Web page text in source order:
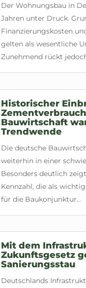
Der Wohnungsbau in
Jahren unter Druck.
Finanzierungskosten
gelten als wesentliche
Zunehmend rückt
Historischer
Bauwirtschaft
Trendwende
Die deutsche
weiterhin in einer
Besonders deutlich
Kennzahl, die als
für die Baukonjunktur...
Mit dem
Zukunftsgesetz
Sanierungsstau
Deutschlands